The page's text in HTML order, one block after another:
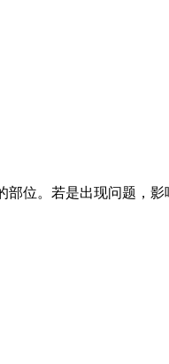
位。若是出现问题，